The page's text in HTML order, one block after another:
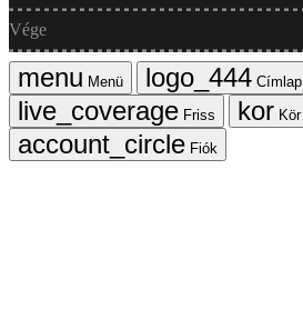
Vége
Menü
Címlap
Friss
Kör
Fiók